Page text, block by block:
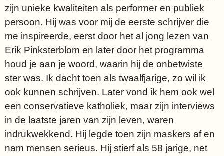
zijn unieke kwaliteiten als performer en publiek
persoon. Hij was voor mij de eerste schrijver die
me inspireerde, eerst door het al jong lezen van
Erik Pinksterblom en later door het programma
houd je aan je woord, waarin hij de onbetwiste
ster was. Ik dacht toen als twaalfjarige, zo wil ik
ook kunnen schrijven. Later vond ik hem ook wel
een conservatieve katholiek, maar zijn interviews
in de laatste jaren van zijn leven, waren
indrukwekkend. Hij legde toen zijn maskers af en
nam mensen serieus. Hij stierf als 58 jarige, net